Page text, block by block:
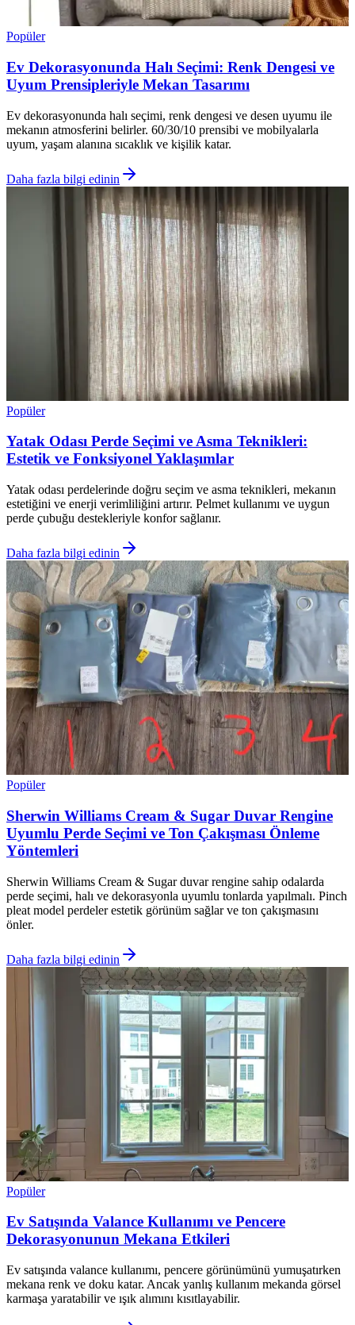
Popüler
Ev Dekorasyonunda Halı Seçimi: Renk Dengesi ve
Uyum Prensipleriyle Mekan Tasarımı
Ev dekorasyonunda halı seçimi, renk dengesi ve desen uyumu ile
mekanın atmosferini belirler. 60/30/10 prensibi ve mobilyalarla
uyum, yaşam alanına sıcaklık ve kişilik katar.
Daha fazla bilgi edinin
Popüler
Yatak Odası Perde Seçimi ve Asma Teknikleri:
Estetik ve Fonksiyonel Yaklaşımlar
Yatak odası perdelerinde doğru seçim ve asma teknikleri, mekanın
estetiğini ve enerji verimliliğini artırır. Pelmet kullanımı ve uygun
perde çubuğu destekleriyle konfor sağlanır.
Daha fazla bilgi edinin
Popüler
Sherwin Williams Cream & Sugar Duvar Rengine
Uyumlu Perde Seçimi ve Ton Çakışması Önleme
Yöntemleri
Sherwin Williams Cream & Sugar duvar rengine sahip odalarda
perde seçimi, halı ve dekorasyonla uyumlu tonlarda yapılmalı. Pinch
pleat model perdeler estetik görünüm sağlar ve ton çakışmasını
önler.
Daha fazla bilgi edinin
Popüler
Ev Satışında Valance Kullanımı ve Pencere
Dekorasyonunun Mekana Etkileri
Ev satışında valance kullanımı, pencere görünümünü yumuşatırken
mekana renk ve doku katar. Ancak yanlış kullanım mekanda görsel
karmaşa yaratabilir ve ışık alımını kısıtlayabilir.